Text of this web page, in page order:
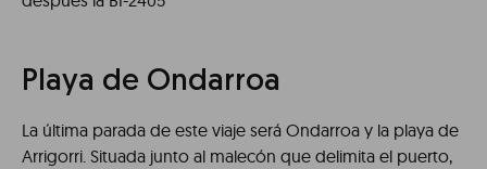
Playa de Ondarroa
La última parada de este viaje será Ondarroa y la playa de
Arrigorri. Situada junto al malecón que delimita el puerto,